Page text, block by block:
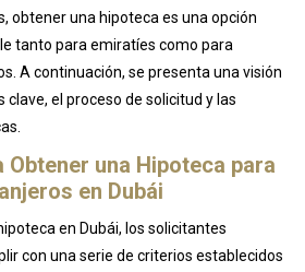
obtener una hipoteca es una opción
tanto para emiratíes como para
A continuación, se presenta una visión
clave, el proceso de solicitud y las
Obtener una Hipoteca para
en Dubái
en Dubái, los solicitantes
con una serie de criterios establecidos